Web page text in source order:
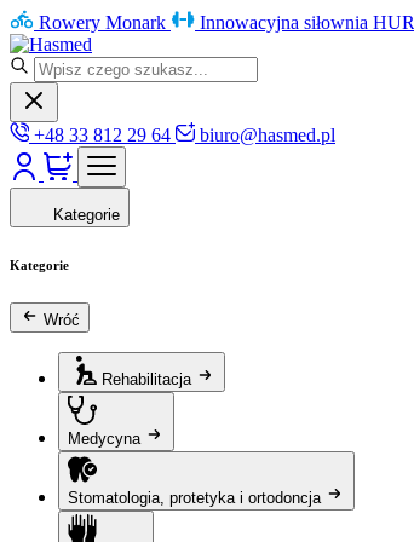
Rowery Monark Innowacyjna siłownia HUR
+48 33 812 29 64 biuro@hasmed.pl
Kategorie
Kategorie
Wróć
Rehabilitacja
Medycyna
Stomatologia, protetyka i ortodoncja